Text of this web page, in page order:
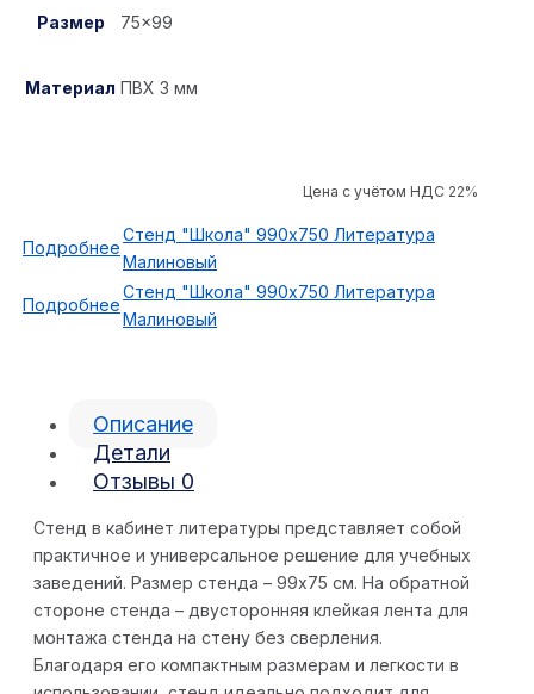
Размер 75×99
Материал ПВХ 3 мм
Цена с учётом НДС 22%
Подробнее
Стенд "Школа" 990x750 Литература
Малиновый
Подробнее
Стенд "Школа" 990x750 Литература
Малиновый
Описание
Детали
Отзывы 0
Стенд в кабинет литературы представляет собой
практичное и универсальное решение для учебных
заведений. Размер стенда – 99х75 см. На обратной
стороне стенда – двусторонняя клейкая лента для
монтажа стенда на стену без сверления.
Благодаря его компактным размерам и легкости в